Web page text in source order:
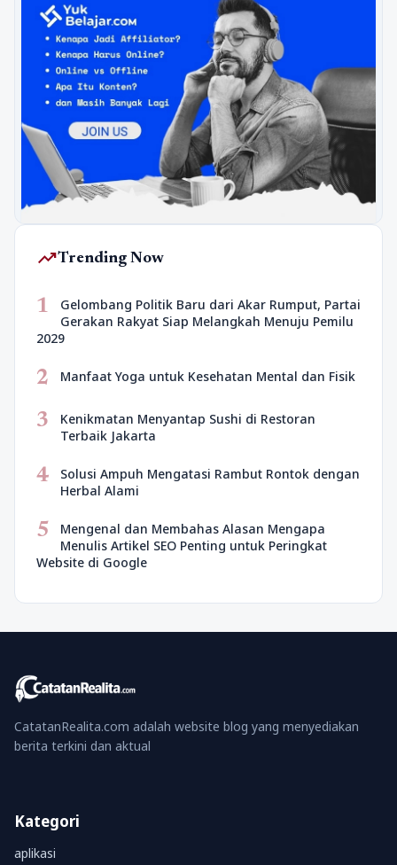
trending_upTrending Now
1
Gelombang Politik Baru dari Akar Rumput, Partai
Gerakan Rakyat Siap Melangkah Menuju Pemilu
2029
2 Manfaat Yoga untuk Kesehatan Mental dan Fisik
3
Kenikmatan Menyantap Sushi di Restoran
Terbaik Jakarta
4
Solusi Ampuh Mengatasi Rambut Rontok dengan
Herbal Alami
5
Mengenal dan Membahas Alasan Mengapa
Menulis Artikel SEO Penting untuk Peringkat
Website di Google
CatatanRealita.com adalah website blog yang menyediakan
berita terkini dan aktual
Kategori
aplikasi